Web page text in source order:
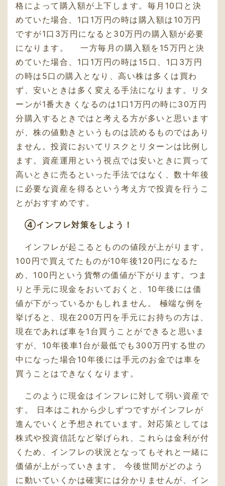
格によって購入額が上下します。毎月10口と決
めていた場合、1口1万円の時は購入額は10万円
ですが1口3万円になると30万円の購入額が必要
になります。 一方毎月の購入額を15万円と決
めていた場合、1口1万円の時は15口、1口3万円
の時は5口の購入となり、高い株は多くは買わ
ず、安いときは多く変える手法になります。リタ
ーンが1番大きくなるのは1口1万円の時に30万円
分購入するときではと考える方が多いと思います
が、株の値動きというものは読めるものではあり
ません。投資においてリスクとリターンは比例し
ます。資産運用という視点では安いときに買って
高いときに売るといった手法ではなく、数十年後
に必要な資産を得るという考え方で投資を行うこ
とがおすすめです。
➃インフレ対策をしよう ！
インフレが起こるとものの値段が上がります。
100円で買えてたものが10年後120円になるた
め、100円という貨幣の価値が下がります。つま
りと手元に現金をおいておくと、10年後には価
値が下がっているかもしれません。 極端な例を
挙げると、現在200万円を手元にお持ちの方は、
現在であれば車を1台買うことができると思いま
すが、10年後車1台が最低でも300万円する世の
中になった場合10年後には手元のお金では車を
買うことはできなくなります。
このように現金はインフレに対して弱い資産で
す。 日本はこれから少しずつですがインフレが
進んでいくと予想されています。対応策としては
株式や投資信託など挙げられ、これらは金利が付
くため、インフレの状況となってもそれと一緒に
価値が上がっていきます。 今後世間がどのよう
に動いていくかは確実には分かりませんが、イン